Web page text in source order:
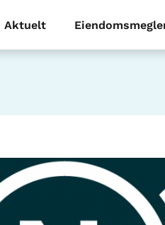
Aktuelt